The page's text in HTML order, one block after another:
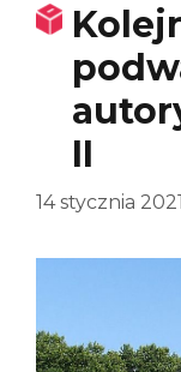
II
14 stycznia